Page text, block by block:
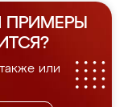
ПРИМЕРЫ
или